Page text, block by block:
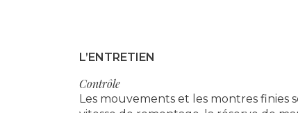
L’ENTRETIEN
Contrôle
Les mouvements et les montres finies